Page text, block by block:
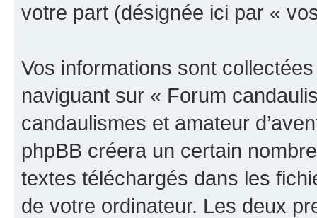
votre part (désignée ici par «
Vos informations sont
naviguant sur « Forum
candaulismes et amateur
phpBB créera un certain
textes téléchargés dans les
de votre ordinateur. Les deux